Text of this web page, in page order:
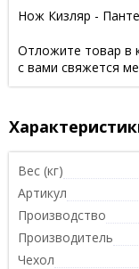
Нож Кизляр -
Отложите товар в
с вами свяжется
Вес (кг)
Артикул
Производство
Производитель
Чехол